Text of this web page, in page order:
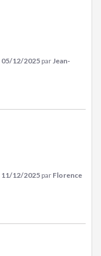
05/12/2025 par Jean-
11/12/2025 par Florence